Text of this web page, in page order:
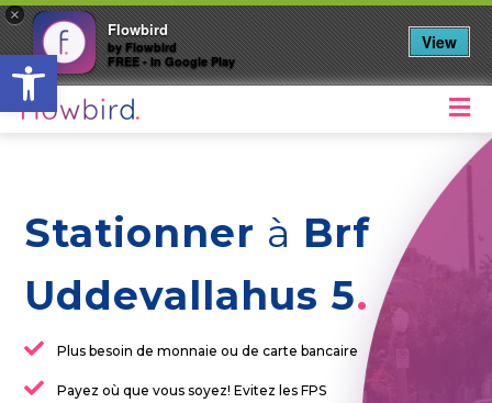
Ouvrir la barre d’outils
×
Flowbird
by Flowbird
FREE - In Google Play
View
Stationner à Brf
Uddevallahus 5
Plus besoin de monnaie ou de carte bancaire
Payez où que vous soyez! Evitez les FPS